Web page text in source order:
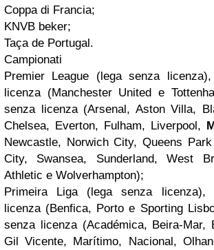
Coppa di Francia;
KNVB beker;
Taça de Portugal.
Campionati
Premier League (lega senza
licenza (Manchester United e
senza licenza (Arsenal, Aston Villa,
Chelsea, Everton, Fulham, Liverpool,
Newcastle, Norwich City, Queens
City, Swansea, Sunderland, West
Athletic e Wolverhampton);
Primeira Liga (lega senza
licenza (Benfica, Porto e Sporting
senza licenza (Académica, Beira-Mar,
Gil Vicente, Marítimo, Nacional,